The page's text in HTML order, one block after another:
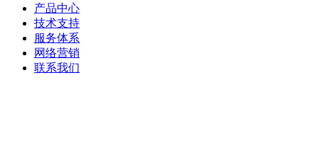
产品中心
技术支持
服务体系
网络营销
联系我们